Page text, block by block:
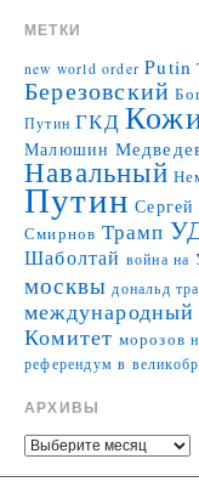
МЕТКИ
new world order Putin
Березовский
Путин ГКД
Малюшин
Навальный
Путин
Смирнов Трамп
Шаболтай война на
москвы дональд
Комитет морозов
референдум в
АРХИВЫ